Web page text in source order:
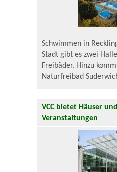
Schwimmen in
Stadt gibt es zwei
Freibäder. Hinzu
Naturfreibad
VCC bietet Häuser
Veranstaltungen